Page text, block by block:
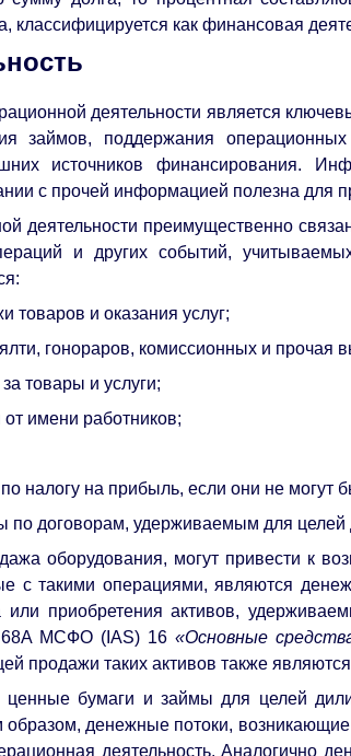
классифицируется как финансовая
деятельности является
займов, поддержания
источников финансирования.
с прочей информацией полезна для
деятельности преимущественно
и других событий,
товаров и оказания услуг;
гонораров, комиссионных и прочая
товары и услуги;
имени работников;
налогу на прибыль, если они не могут
договорам, удерживаемым для целей
оборудования, могут привести к
с такими операциями, являются
или приобретения активов,
68A МСФО (IAS) 16 «Основные
продажи таких активов также
ценные бумаги и займы для целей
денежные потоки,
деятельность.